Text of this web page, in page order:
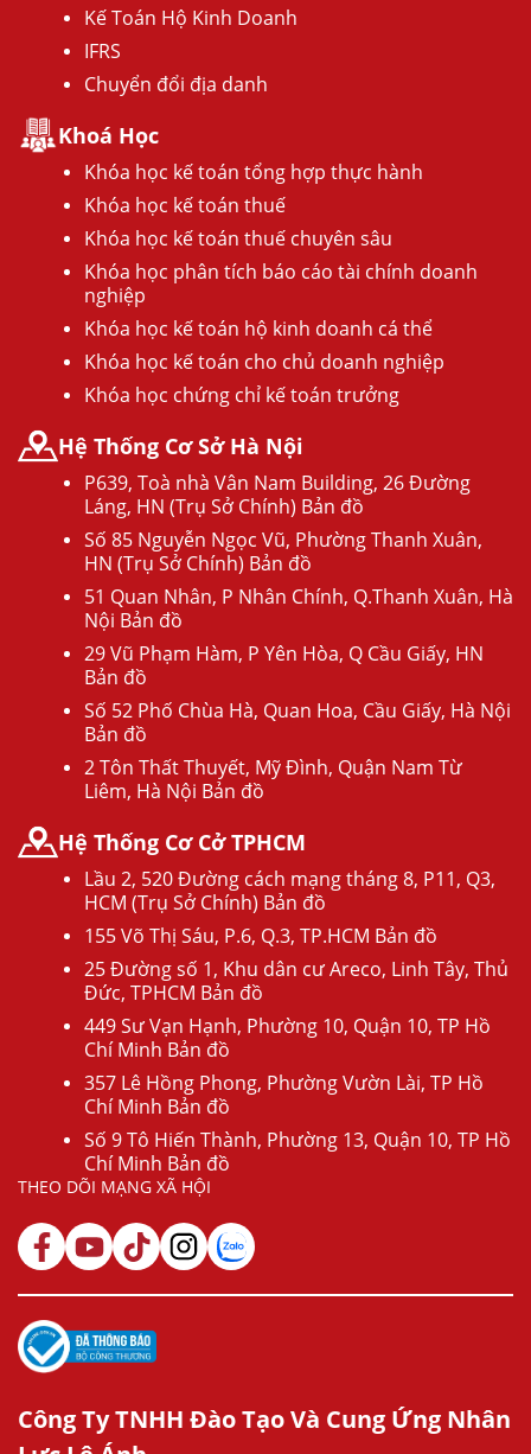
Kế Toán Hộ Kinh Doanh
IFRS
Chuyển đổi địa danh
Khoá Học
Khóa học kế toán tổng hợp thực hành
Khóa học kế toán thuế
Khóa học kế toán thuế chuyên sâu
Khóa học phân tích báo cáo tài chính doanh
nghiệp
Khóa học kế toán hộ kinh doanh cá thể
Khóa học kế toán cho chủ doanh nghiệp
Khóa học chứng chỉ kế toán trưởng
Hệ Thống Cơ Sở Hà Nội
P639, Toà nhà Vân Nam Building, 26 Đường
Láng, HN (Trụ Sở Chính) Bản đồ
Số 85 Nguyễn Ngọc Vũ, Phường Thanh Xuân,
HN (Trụ Sở Chính) Bản đồ
51 Quan Nhân, P Nhân Chính, Q.Thanh Xuân, Hà
Nội Bản đồ
29 Vũ Phạm Hàm, P Yên Hòa, Q Cầu Giấy, HN
Bản đồ
Số 52 Phố Chùa Hà, Quan Hoa, Cầu Giấy, Hà Nội
Bản đồ
2 Tôn Thất Thuyết, Mỹ Đình, Quận Nam Từ
Liêm, Hà Nội Bản đồ
Hệ Thống Cơ Cở TPHCM
Lầu 2, 520 Đường cách mạng tháng 8, P11, Q3,
HCM (Trụ Sở Chính) Bản đồ
155 Võ Thị Sáu, P.6, Q.3, TP.HCM Bản đồ
25 Đường số 1, Khu dân cư Areco, Linh Tây, Thủ
Đức, TPHCM Bản đồ
449 Sư Vạn Hạnh, Phường 10, Quận 10, TP Hồ
Chí Minh Bản đồ
357 Lê Hồng Phong, Phường Vườn Lài, TP Hồ
Chí Minh Bản đồ
Số 9 Tô Hiến Thành, Phường 13, Quận 10, TP Hồ
Chí Minh Bản đồ
THEO DÕI MẠNG XÃ HỘI
Công Ty TNHH Đào Tạo Và Cung Ứng Nhân